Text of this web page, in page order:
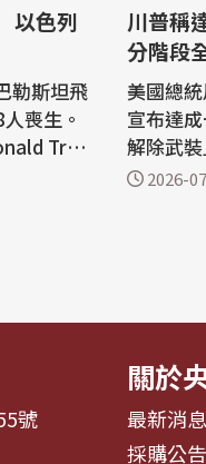
以色列
勒斯坦飛
喪生。
Tru
停火協
川普稱
分階段
美國總
宣布達
解除武
新巴勒斯坦
2026-
號
關於
最新消息
採購公告